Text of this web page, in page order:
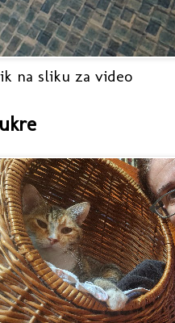
na sliku za video